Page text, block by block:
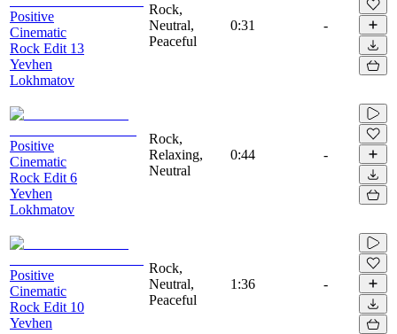
Positive
Cinematic
Rock Edit 13
Yevhen
Lokhmatov
Rock,
Neutral,
Peaceful
0:31 -
Positive
Cinematic
Rock Edit 6
Yevhen
Lokhmatov
Rock,
Relaxing,
Neutral
0:44 -
Positive
Cinematic
Rock Edit 10
Yevhen
Rock,
Neutral,
Peaceful
1:36 -